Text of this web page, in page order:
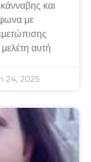
και
με
αυτή
24, 2025